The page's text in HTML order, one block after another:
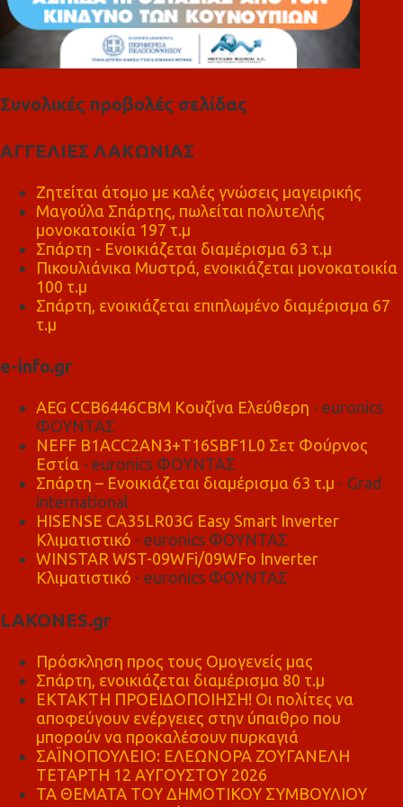
Συνολικές προβολές σελίδας
ΑΓΓΕΛΙΕΣ ΛΑΚΩΝΙΑΣ
Ζητείται άτομο με καλές γνώσεις μαγειρικής
Μαγούλα Σπάρτης, πωλείται πολυτελής
μονοκατοικία 197 τ.μ
Σπάρτη - Ενοικιάζεται διαμέρισμα 63 τ.μ
Πικουλιάνικα Μυστρά, ενοικιάζεται μονοκατοικία
100 τ.μ
Σπάρτη, ενοικιάζεται επιπλωμένο διαμέρισμα 67
τ.μ
e-info.gr
AEG CCB6446CBM Κουζίνα Ελεύθερη - euronics
ΦΟΥΝΤΑΣ
NEFF B1ACC2AN3+T16SBF1L0 Σετ Φούρνος
Εστία - euronics ΦΟΥΝΤΑΣ
Σπάρτη – Ενοικιάζεται διαμέρισμα 63 τ.μ - Grad
international
HISENSE CA35LR03G Easy Smart Inverter
Κλιματιστικό - euronics ΦΟΥΝΤΑΣ
WINSTAR WST-09WFi/09WFo Inverter
Κλιματιστικό - euronics ΦΟΥΝΤΑΣ
LAKONES.gr
Πρόσκληση προς τους Ομογενείς μας
Σπάρτη, ενοικιάζεται διαμέρισμα 80 τ.μ
ΕΚΤΑΚΤΗ ΠΡΟΕΙΔΟΠΟΙΗΣΗ! Οι πολίτες να
αποφεύγουν ενέργειες στην ύπαιθρο που
μπορούν να προκαλέσουν πυρκαγιά
ΣΑΪΝΟΠΟΥΛΕΙΟ: ΕΛΕΩΝΟΡΑ ΖΟΥΓΑΝΕΛΗ
ΤΕΤΑΡΤΗ 12 ΑΥΓΟΥΣΤΟΥ 2026
ΤΑ ΘΕΜΑΤΑ ΤΟΥ ΔΗΜΟΤΙΚΟΥ ΣΥΜΒΟΥΛΙΟΥ